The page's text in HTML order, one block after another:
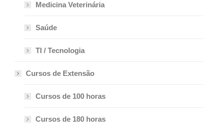
Medicina Veterinária
Saúde
TI / Tecnologia
Cursos de Extensão
Cursos de 100 horas
Cursos de 180 horas